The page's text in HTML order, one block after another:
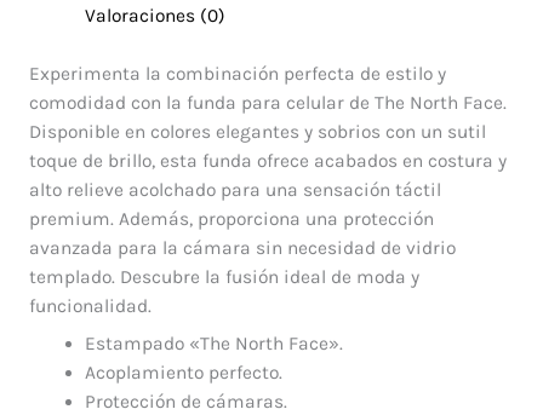
Valoraciones (0)
Experimenta la combinación perfecta de estilo y
comodidad con la funda para celular de The North Face.
Disponible en colores elegantes y sobrios con un sutil
toque de brillo, esta funda ofrece acabados en costura y
alto relieve acolchado para una sensación táctil
premium. Además, proporciona una protección
avanzada para la cámara sin necesidad de vidrio
templado. Descubre la fusión ideal de moda y
funcionalidad.
Estampado «The North Face».
Acoplamiento perfecto.
Protección de cámaras.